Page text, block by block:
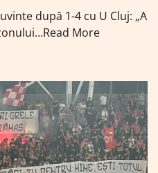
după 1-4 cu U Cluj: „A
More